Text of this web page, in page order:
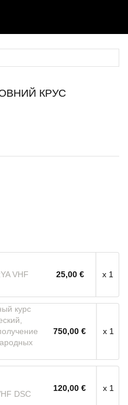
КРУС
VHF 25,00 € x 1
курс
750,00 € x 1
DSC
120,00 € x 1